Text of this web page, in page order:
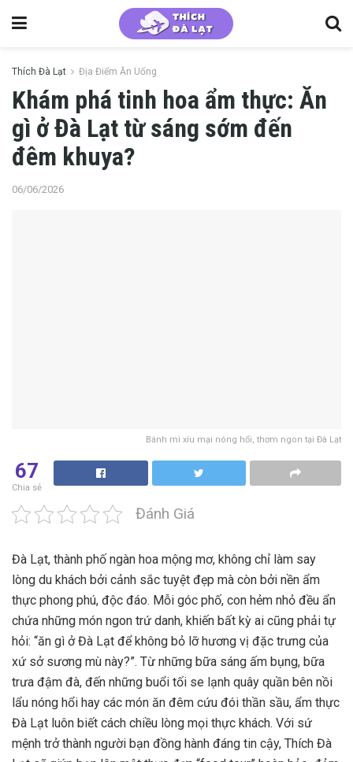
Thích Đà Lạt Địa Điểm Ăn Uống
Khám phá tinh hoa ẩm thực: Ăn
gì ở Đà Lạt từ sáng sớm đến
đêm khuya?
06/06/2026
Bánh mì xíu mại nóng hổi, thơm ngon tại Đà Lạt
67
Chia sẻ
Đánh Giá
Đà Lạt, thành phố ngàn hoa mộng mơ, không chỉ làm say
lòng du khách bởi cảnh sắc tuyệt đẹp mà còn bởi nền ẩm
thực phong phú, độc đáo. Mỗi góc phố, con hẻm nhỏ đều ẩn
chứa những món ngon trứ danh, khiến bất kỳ ai cũng phải tự
hỏi: “ăn gì ở Đà Lạt để không bỏ lỡ hương vị đặc trưng của
xứ sở sương mù này?”. Từ những bữa sáng ấm bụng, bữa
trưa đậm đà, đến những buổi tối se lạnh quây quần bên nồi
lẩu nóng hổi hay các món ăn đêm cứu đói thần sầu, ẩm thực
Đà Lạt luôn biết cách chiều lòng mọi thực khách. Với sứ
mệnh trở thành người bạn đồng hành đáng tin cậy, Thích Đà